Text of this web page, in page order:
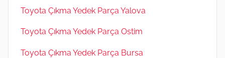
Toyota Çıkma Yedek Parça Yalova
Toyota Çıkma Yedek Parça Ostim
Toyota Çıkma Yedek Parça Bursa